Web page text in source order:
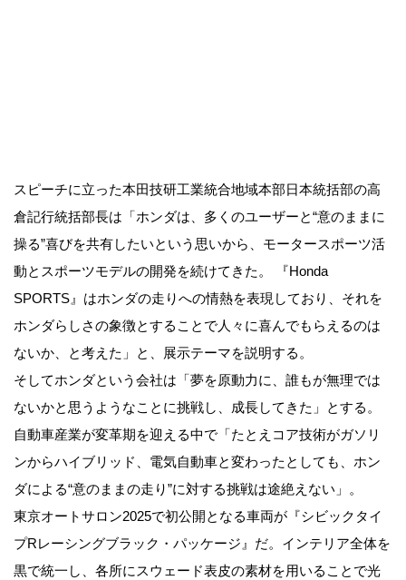
スピーチに立った本田技研工業統合地域本部日本統括部の高
倉記行統括部長は「ホンダは、多くのユーザーと“意のままに
操る”喜びを共有したいという思いから、モータースポーツ活
動とスポーツモデルの開発を続けてきた。 『Honda
SPORTS』はホンダの走りへの情熱を表現しており、それを
ホンダらしさの象徴とすることで人々に喜んでもらえるのは
ないか、と考えた」と、展示テーマを説明する。
そしてホンダという会社は「夢を原動力に、誰もが無理では
ないかと思うようなことに挑戦し、成長してきた」とする。
自動車産業が変革期を迎える中で「たとえコア技術がガソリ
ンからハイブリッド、電気自動車と変わったとしても、ホン
ダによる“意のままの走り”に対する挑戦は途絶えない」。
東京オートサロン2025で初公開となる車両が『シビックタイ
プRレーシングブラック・パッケージ』だ。インテリア全体を
黒で統一し、各所にスウェード表皮の素材を用いることで光